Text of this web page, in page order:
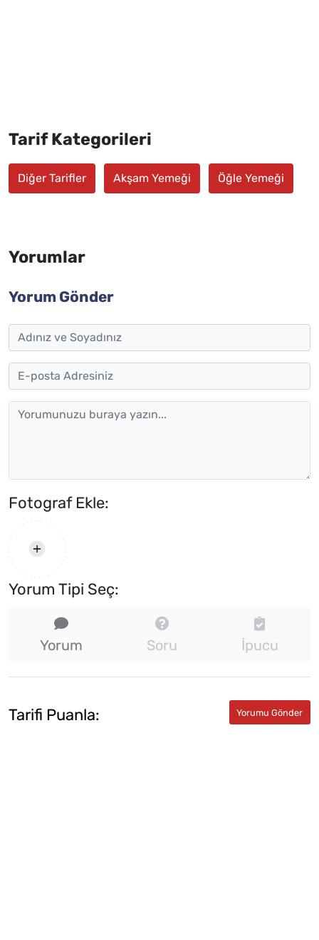
Tarif Kategorileri
Diğer Tarifler Akşam Yemeği Öğle Yemeği
Yorumlar
Yorum Gönder
Fotograf Ekle:
Yorum Tipi Seç:
Yorum Soru İpucu
Tarifi Puanla: